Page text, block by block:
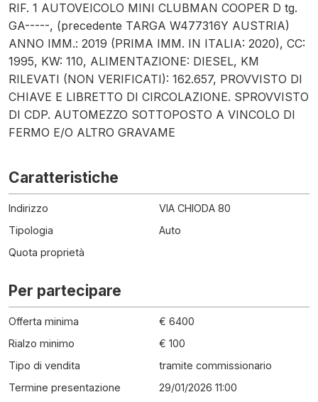
RIF. 1 AUTOVEICOLO MINI CLUBMAN COOPER D tg.
GA-----, (precedente TARGA W477316Y AUSTRIA)
ANNO IMM.: 2019 (PRIMA IMM. IN ITALIA: 2020), CC:
1995, KW: 110, ALIMENTAZIONE: DIESEL, KM
RILEVATI (NON VERIFICATI): 162.657, PROVVISTO DI
CHIAVE E LIBRETTO DI CIRCOLAZIONE. SPROVVISTO
DI CDP. AUTOMEZZO SOTTOPOSTO A VINCOLO DI
FERMO E/O ALTRO GRAVAME
Caratteristiche
Indirizzo
VIA CHIODA 80
Tipologia
Auto
Quota proprietà
Per partecipare
Offerta minima
€ 6400
Rialzo minimo
€ 100
Tipo di vendita
tramite commissionario
Termine presentazione
29/01/2026 11:00